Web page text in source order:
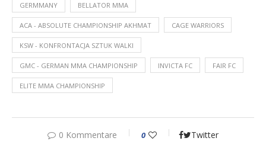
GERMMANY BELLATOR MMA
ACA - ABSOLUTE CHAMPIONSHIP AKHMAT CAGE WARRIORS
KSW - KONFRONTACJA SZTUK WALKI
GMC - GERMAN MMA CHAMPIONSHIP INVICTA FC FAIR FC
ELITE MMA CHAMPIONSHIP
0 Kommentare 0 Twitter